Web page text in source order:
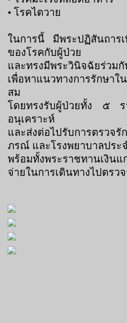
• โรคไตวาย
ในการนี้ มีพระปฏิสันถารเ
ของโรคกับผู้ป่วย
และทรงมีพระวินิจฉัยร่วม
เพื่อหาแนวทางการรักษาใ
สม
โดยทรงรับผู้ป่วยทั้ง ๕ ร
อนุเคราะห์
และส่งต่อไปรับการตรวจรั
ภรณ์ และโรงพยาบาลประ
พร้อมทั้งพระราชทานเงิน
จ่ายในการเดินทางไปตรว